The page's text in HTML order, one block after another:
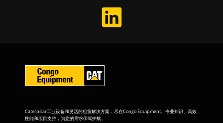
Caterpillar工业设备和灵活的租赁解决方案，尽在Congo Equipment。专业知识、高效
性能和项目支持，为您的需求保驾护航。